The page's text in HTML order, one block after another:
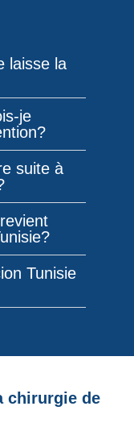
laisse la
je
suite à
Tunisie
chirurgie de